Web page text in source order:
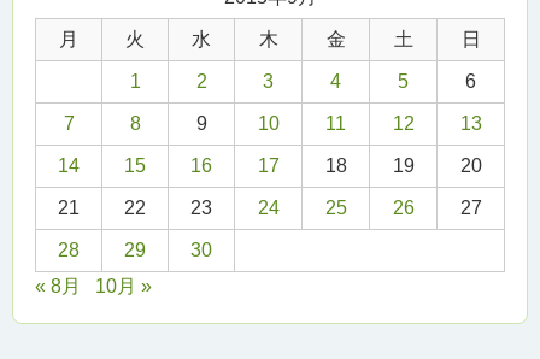
月 火 水 木 金 土 日
1 2 3 4 5 6
7 8 9 10 11 12 13
14 15 16 17 18 19 20
21 22 23 24 25 26 27
28 29
30
« 8月
10月 »